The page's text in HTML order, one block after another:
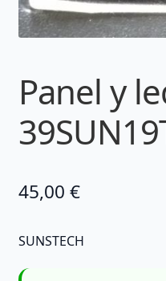
Panel y
45,00 €
SUNSTECH